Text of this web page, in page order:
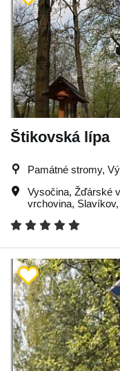
Štikovská lípa
Památné stromy,
Vysočina, Žďárské
vrchovina, Slavíkov,